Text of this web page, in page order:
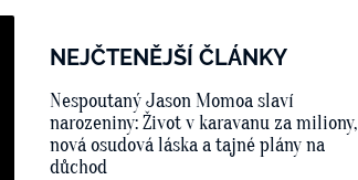
NEJČTENĚJŠÍ ČLÁNKY
Nespoutaný Jason Momoa slaví
narozeniny: Život v karavanu za miliony,
nová osudová láska a tajné plány na
důchod